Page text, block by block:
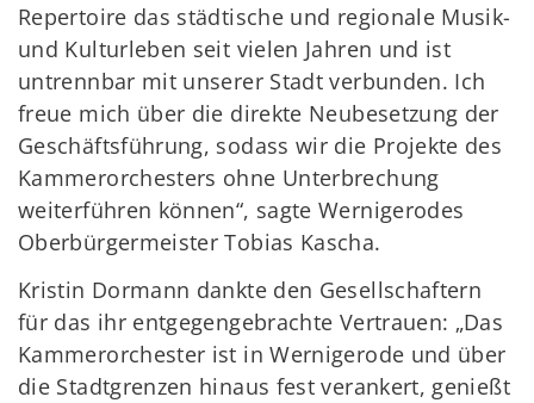
Repertoire das städtische und regionale Musik-
und Kulturleben seit vielen Jahren und ist
untrennbar mit unserer Stadt verbunden. Ich
freue mich über die direkte Neubesetzung der
Geschäftsführung, sodass wir die Projekte des
Kammerorchesters ohne Unterbrechung
weiterführen können“, sagte Wernigerodes
Oberbürgermeister Tobias Kascha.
Kristin Dormann dankte den Gesellschaftern
für das ihr entgegengebrachte Vertrauen: „Das
Kammerorchester ist in Wernigerode und über
die Stadtgrenzen hinaus fest verankert, genießt